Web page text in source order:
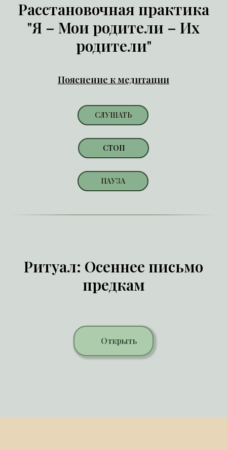
Расстановочная практика
"Я – Мои родители – Их
родители"
Пояснение к медитации
СТОП
ПАУЗА
СЛУШАТЬ
Ритуал: Осеннее письмо
предкам
Открыть